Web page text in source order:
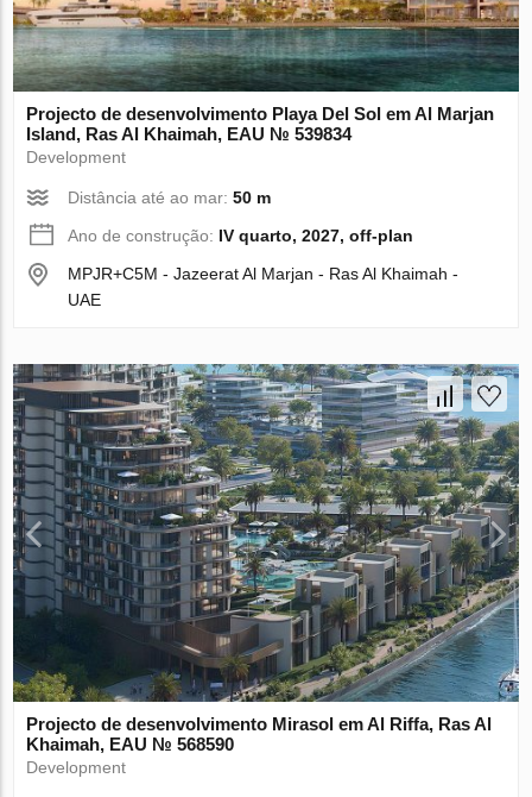
Projecto de desenvolvimento Playa Del Sol em Al Marjan
Island, Ras Al Khaimah, EAU № 539834
Development
Distância até ao mar:50 m
Ano de construção: IV quarto, 2027, off-plan
MPJR+C5M - Jazeerat Al Marjan - Ras Al Khaimah -
UAE
Projecto de desenvolvimento Mirasol em Al Riffa, Ras Al
Khaimah, EAU № 568590
Development